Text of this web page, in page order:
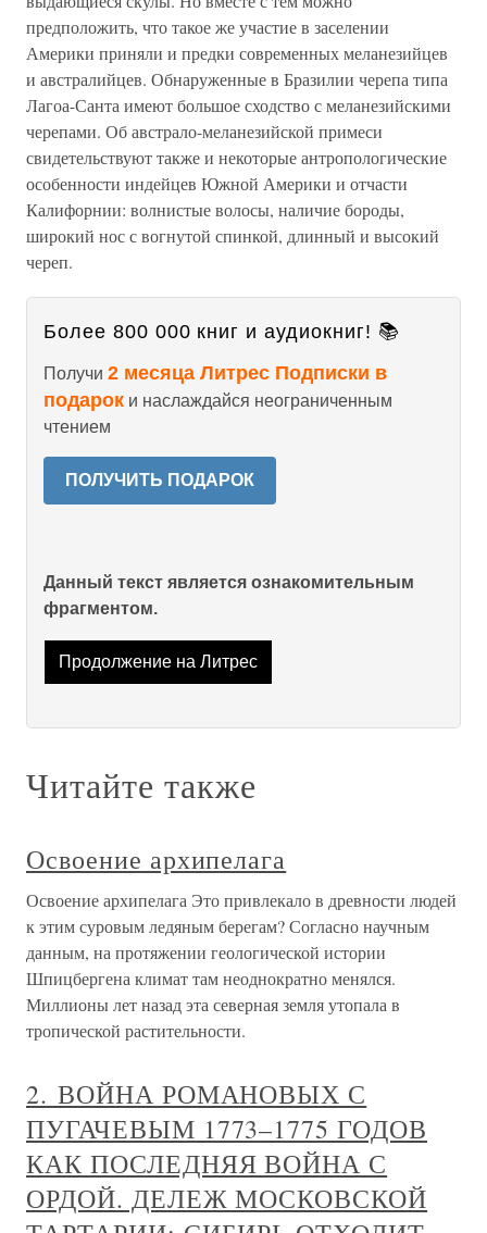
предположить, что такое же участие в заселении
Америки приняли и предки современных меланезийцев
и австралийцев. Обнаруженные в Бразилии черепа типа
Лагоа-Санта имеют большое сходство с меланезийскими
черепами. Об австрало-меланезийской примеси
свидетельствуют также и некоторые антропологические
особенности индейцев Южной Америки и отчасти
Калифорнии: волнистые волосы, наличие бороды,
широкий нос с вогнутой спинкой, длинный и высокий
череп.
Более 800 000 книг и аудиокниг! 📚
Получи 2 месяца Литрес Подписки в
подарок и наслаждайся неограниченным
чтением
ПОЛУЧИТЬ ПОДАРОК
Данный текст является ознакомительным
фрагментом.
Продолжение на Литрес
Читайте также
Освоение архипелага
Освоение архипелага Это привлекало в древности людей
к этим суровым ледяным берегам? Согласно научным
данным, на протяжении геологической истории
Шпицбергена климат там неоднократно менялся.
Миллионы лет назад эта северная земля утопала в
тропической растительности.
2. ВОЙНА РОМАНОВЫХ С
ПУГАЧЕВЫМ 1773–1775 ГОДОВ
КАК ПОСЛЕДНЯЯ ВОЙНА С
ОРДОЙ. ДЕЛЕЖ МОСКОВСКОЙ